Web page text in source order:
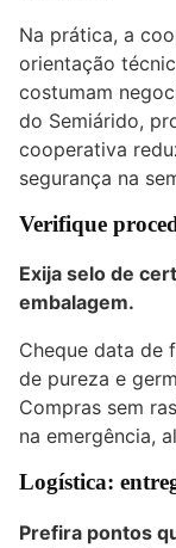
Na prática, a
orientação
costumam
do Semiárido,
cooperativa
segurança na
Verifique
Exija selo de
embalagem.
Cheque data de
de pureza e
Compras sem
na emergência,
Logística:
Prefira pontos